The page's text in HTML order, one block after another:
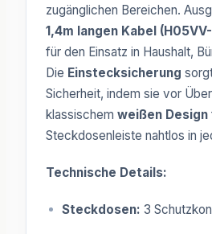
zugänglichen Bereichen.
1,4m langen Kabel
für den Einsatz in Haushalt,
Die Einstecksicherung
Sicherheit, indem sie vor
klassischem weißen Design
Steckdosenleiste nahtlos in
Technische Details:
Steckdosen: 3